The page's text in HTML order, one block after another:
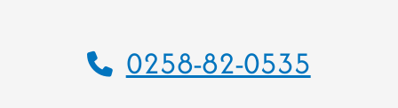
お問い合わせ0258-82-0535